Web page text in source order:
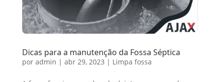
Dicas para a manutenção da Fossa Séptica
por admin | abr 29, 2023 | Limpa fossa